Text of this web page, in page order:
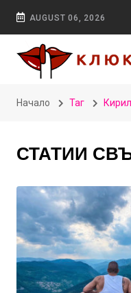
AUGUST 06, 2026
Начало Таг
СТАТИИ